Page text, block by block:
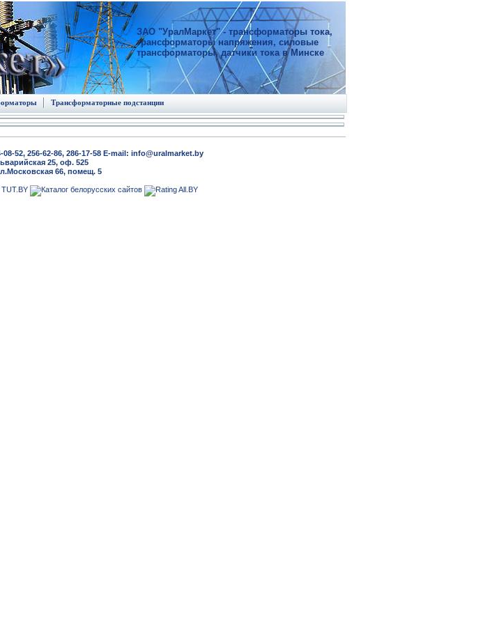
ЗАО "УралМаркет" - трансформаторы тока,
трансформаторы напряжения, силовые
трансформаторы, датчики тока в Минске
Трансформаторные подстанции
52, 256-62-86, 286-17-58 E-mail: info@uralmarket.by
25, оф. 525
66, помещ. 5